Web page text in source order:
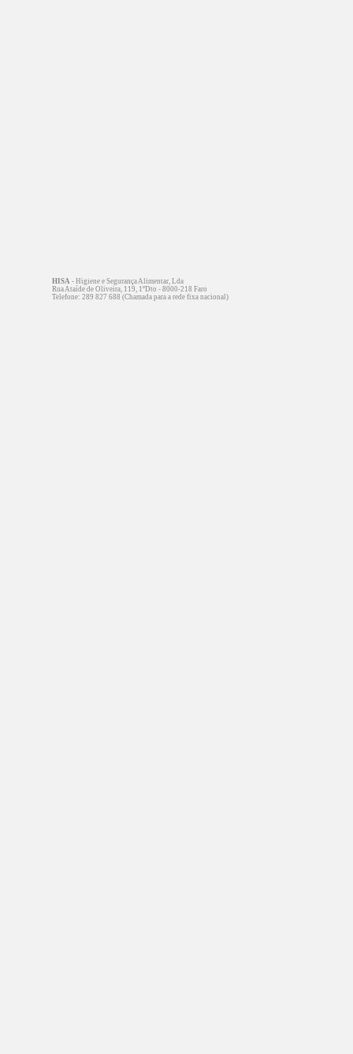
HISA - Higiene e Segurança Alimentar, Lda
Rua Ataíde de Oliveira, 119, 1ºDto - 8000-218 Faro
Telefone: 289 827 688 (Chamada para a rede fixa nacional)